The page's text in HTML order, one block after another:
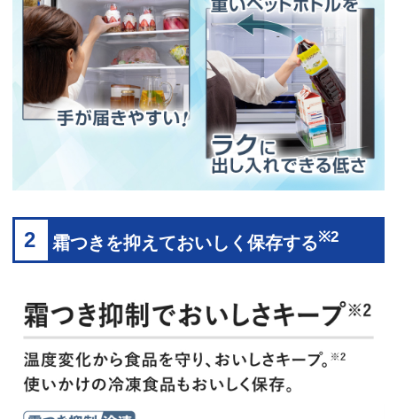
2 霜つきを抑えておいしく保存する※2